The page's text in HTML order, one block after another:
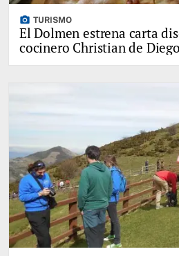
photo_camera TURISMO
El Dolmen estrena carta
cocinero Christian de Diego